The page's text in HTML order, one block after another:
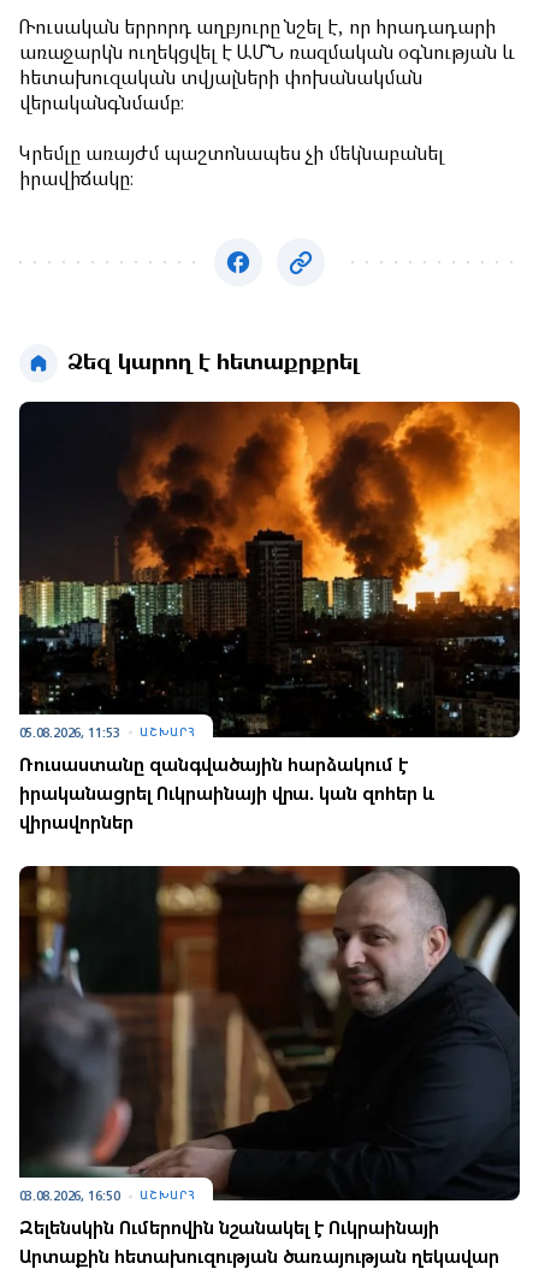
Ռուսական երրորդ աղբյուրը նշել է, որ հրադադարի
առաջարկն ուղեկցվել է ԱՄՆ ռազմական օգնության և
հետախուզական տվյալների փոխանակման
վերականգնմամբ։
Կրեմլը առայժմ պաշտոնապես չի մեկնաբանել
իրավիճակը։
Ձեզ կարող է հետաքրքրել
05.08.2026, 11:53 ԱՇԽԱՐՀ
Ռուսաստանը զանգվածային հարձակում է
իրականացրել Ուկրաինայի վրա. կան զոհեր և
վիրավորներ
03.08.2026, 16:50 ԱՇԽԱՐՀ
Զելենսկին Ումերովին նշանակել է Ուկրաինայի
Արտաքին հետախուզության ծառայության ղեկավար